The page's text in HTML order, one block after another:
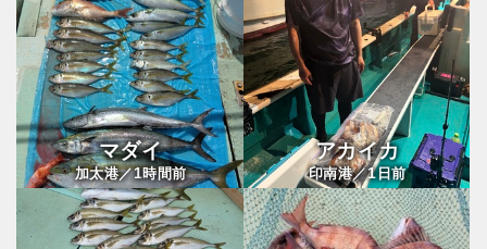
マダイ
加太港／1時間前
アカイカ
印南港／1日前